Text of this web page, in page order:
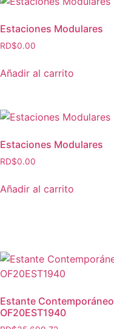
Estaciones Modulares
RD$0.00
Añadir al carrito
Estaciones Modulares
RD$0.00
Añadir al carrito
Estante Contemporáneo
OF20EST1940